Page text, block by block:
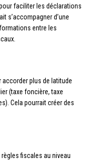
faciliter les déclarations
s’accompagner d’une
entre les
plus de latitude
(taxe foncière, taxe
Cela pourrait créer des
fiscales au niveau